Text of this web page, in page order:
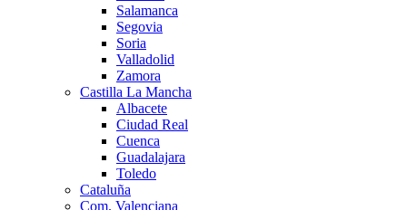
Salamanca
Segovia
Soria
Valladolid
Zamora
Castilla La Mancha
Albacete
Ciudad Real
Cuenca
Guadalajara
Toledo
Cataluña
Com. Valenciana